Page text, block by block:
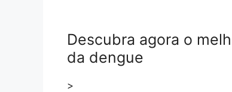
Descubra agora o
da dengue
>